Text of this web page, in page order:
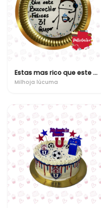
Estas mas rico que este bizcocho
Milhoja lúcuma